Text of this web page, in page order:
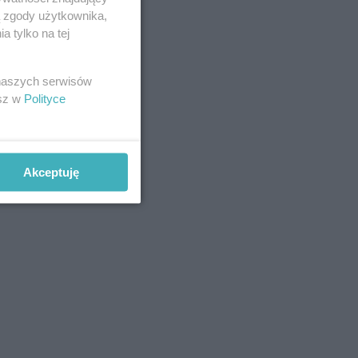
użytkownika,
tylko na tej
serwisów
w Polityce
Akceptuję